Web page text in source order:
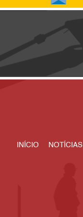
INÍCIO NOTÍCIAS